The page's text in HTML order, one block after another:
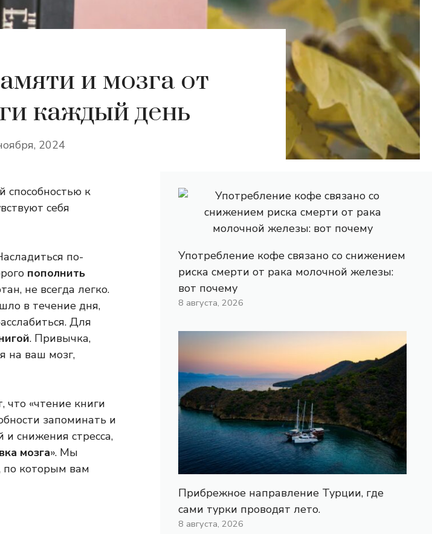
и мозга от
каждый день
2024
к
себя
по-
пополнить
не всегда легко.
в течение дня,
Для
. Привычка,
на ваш мозг,
что «чтение книги
запоминать и
и снижения стресса,
мозга». Мы
по которым вам
Употребление кофе связано со снижением
риска смерти от рака молочной железы:
вот почему
8 августа, 2026
Прибрежное направление Турции, где
сами турки проводят лето.
8 августа, 2026